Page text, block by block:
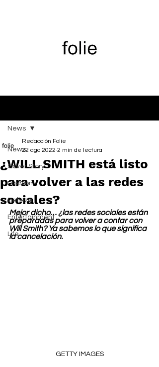
News
Cover Story
Fashion
Belleza
Entertainment
Life
News
¿WILL SMITH está listo
para volver a las redes
sociales?
Redacción Folie
22 ago 2022 2 min de lectura
Mejor dicho… ¿las redes sociales están
preparadas para volver a contar con
Will Smith? Ya sabemos lo que significa
la cancelación.
GETTY IMAGES